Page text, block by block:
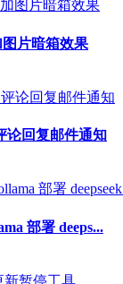
图片暗箱效果
论回复邮件通知
部署 deeps...